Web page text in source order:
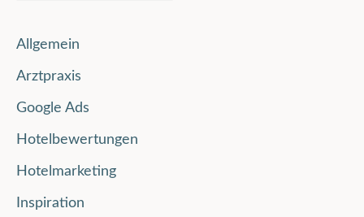
Allgemein
Arztpraxis
Google Ads
Hotelbewertungen
Hotelmarketing
Inspiration